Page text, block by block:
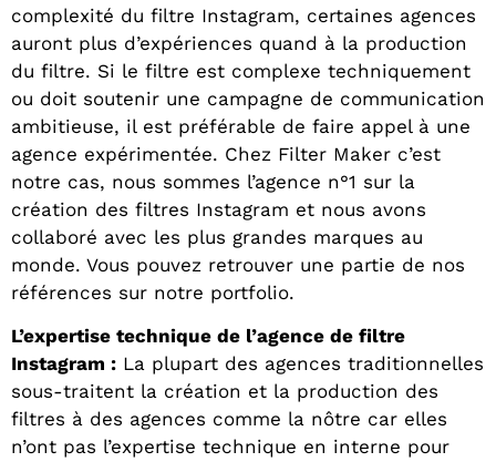
complexité du filtre Instagram, certaines agences
auront plus d’expériences quand à la production
du filtre. Si le filtre est complexe techniquement
ou doit soutenir une campagne de communication
ambitieuse, il est préférable de faire appel à une
agence expérimentée. Chez Filter Maker c’est
notre cas, nous sommes l’agence n°1 sur la
création des filtres Instagram et nous avons
collaboré avec les plus grandes marques au
monde. Vous pouvez retrouver une partie de nos
références sur notre portfolio.
L’expertise technique de l’agence de filtre
Instagram : La plupart des agences traditionnelles
sous-traitent la création et la production des
filtres à des agences comme la nôtre car elles
n’ont pas l’expertise technique en interne pour